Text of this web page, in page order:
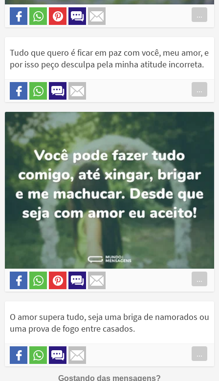
...
Tudo que quero é ficar em paz com você, meu amor, e
por isso peço desculpa pela minha atitude incorreta.
...
...
O amor supera tudo, seja uma briga de namorados ou
uma prova de fogo entre casados.
...
Gostando das mensagens?